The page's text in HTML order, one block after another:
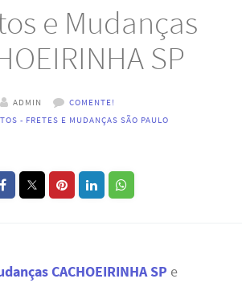
e Mudanças
SP
ADMIN
COMENTE!
- FRETES E MUDANÇAS SÃO PAULO
CACHOEIRINHA SP e